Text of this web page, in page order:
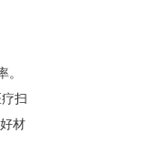
扫
材